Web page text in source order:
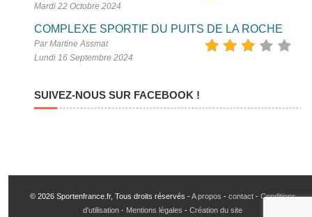
Mardi 22 Octobre 2024
COMPLEXE SPORTIF DU PUITS DE LA ROCHE
Par Martine Assmat
Lundi 16 Septembre 2024
SUIVEZ-NOUS SUR FACEBOOK !
© 2026 Sportenfrance.fr, Tous droits réservés -A propos - contact- Conditions
d'utilisation - Mentions légales - Création du site